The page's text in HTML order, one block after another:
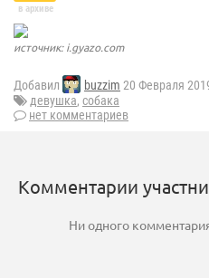
в архиве
источник: i.gyazo.com
Добавил buzzim 20 Февраля
девушка, собака
нет комментариев
Комментарии
Ни одного